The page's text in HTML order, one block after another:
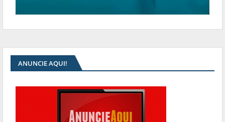
ANUNCIE AQUI!